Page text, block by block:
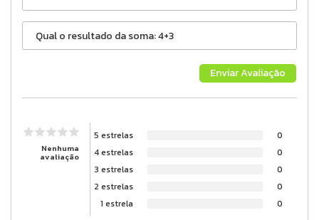
Nenhuma
avaliação
5 estrelas
0
4 estrelas
0
3 estrelas
0
2 estrelas
0
1 estrela
0